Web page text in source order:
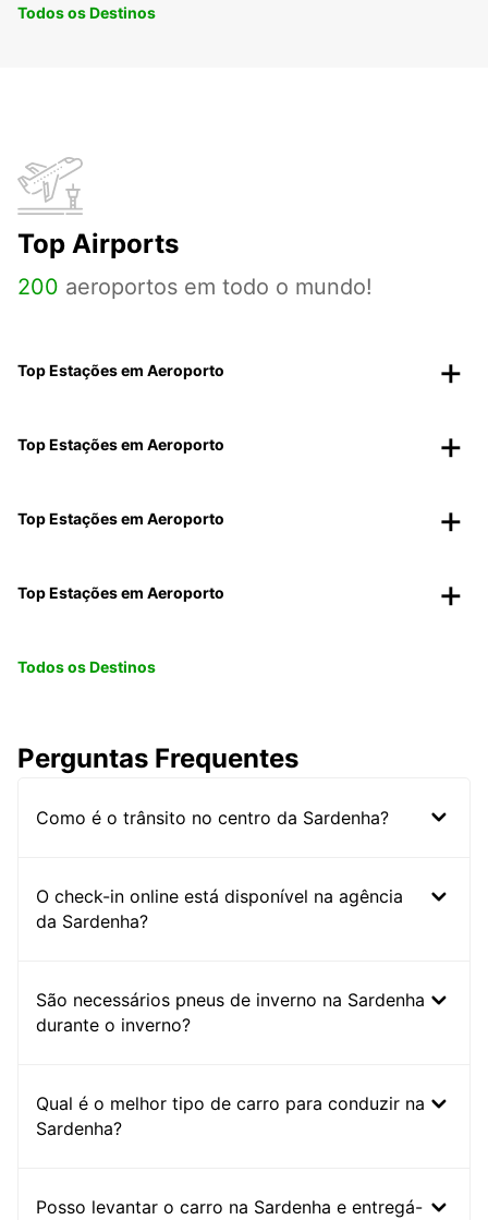
Todos os Destinos
Top Airports
200 aeroportos em todo o mundo!
Top Estações em Aeroporto
Top Estações em Aeroporto
Top Estações em Aeroporto
Top Estações em Aeroporto
Todos os Destinos
Perguntas Frequentes
Como é o trânsito no centro da Sardenha?
O check-in online está disponível na agência
da Sardenha?
São necessários pneus de inverno na Sardenha
durante o inverno?
Qual é o melhor tipo de carro para conduzir na
Sardenha?
Posso levantar o carro na Sardenha e entregá-